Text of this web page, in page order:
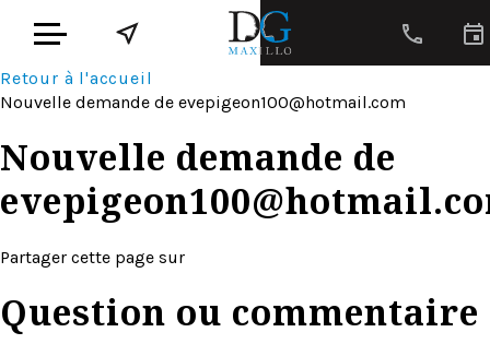
Retour à l'accueil
Nouvelle demande de evepigeon100@hotmail.com
Nouvelle demande de
Partager cette page sur
Question ou commentaire